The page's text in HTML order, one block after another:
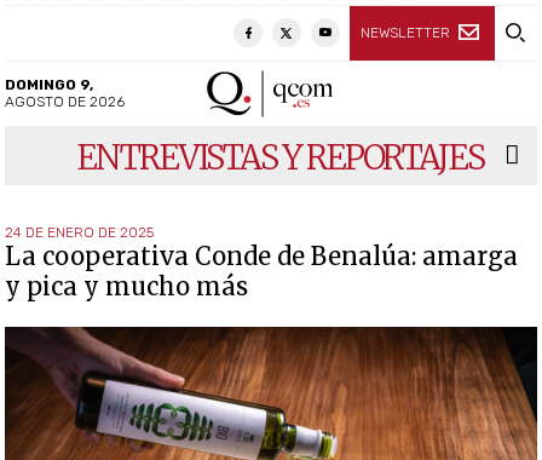
NEWSLETTER
DOMINGO 9,
AGOSTO DE 2026
ENTREVISTAS Y REPORTAJES
24 DE ENERO DE 2025
La cooperativa Conde de Benalúa: amarga
y pica y mucho más